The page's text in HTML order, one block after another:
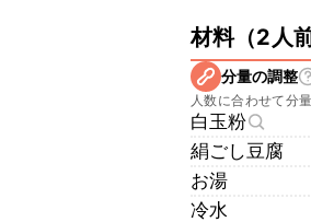
材料（2人
分量の調整
人数に合わせて分
白玉粉
絹ごし豆腐
お湯
冷水